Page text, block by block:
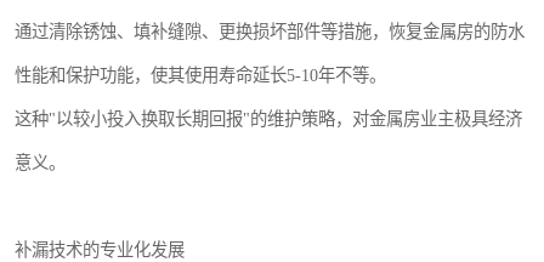
通过清除锈蚀、填补缝隙、更换损坏部件等措施，恢复金属房的防水
性能和保护功能，使其使用寿命延长5-10年不等。
这种"以较小投入换取长期回报"的维护策略，对金属房业主极具经济
意义。
补漏技术的专业化发展